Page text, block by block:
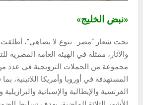
«نبض الخليج»
تحت شعار “مصر.. تنوع لا يضاهى”، أطلقت
والآثار، ممثلة في الهيئة العامة المصرية
مجموعة من الحملات الترويجية في عدد
المستهدفة في أوروبا وأمريكا اللاتينية،
الفرنسية والإيطالية والإسبانية